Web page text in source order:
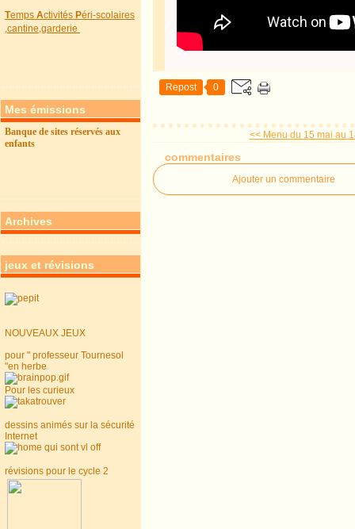
TempsActivitésPéri-scolaires
,cantine,garderie
Mes émissions
Banque de sites réservés aux
enfants
Archives
jeux et révisions
NOUVEAUX JEUX
pour " professeur Tournesol
"en herbe
Pour les curieux
dessins animés sur la sécurité
Internet
révisions pour le cycle 2
Repost 0
<< Menu du 15 mai au
commentaires
Ajouter un commentaire